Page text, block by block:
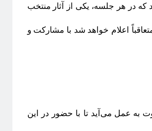
در هر جلسه، یکی از آثار منتخب
اعلام خواهد شد با مشارکت و
به عمل می‌آید تا با حضور در این